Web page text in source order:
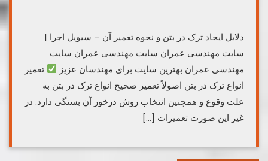
دلایل ایجاد ترک در بتن و نحوه تعمیر آن – سیویل اجرا |
سایت مهندسی عمران سایت مهندسی عمران سایت
مهندسی عمران بهترین سایت برای مهندسان عزیز
تعمیر
انواع ترک در بتن اصولاً تعمیر صحیح انواع ترک در بتن به
علت وقوع و همچنین انتخاب روش درخور آن بستگی دارد‌. در
غیر این صورت تعمیرات […]